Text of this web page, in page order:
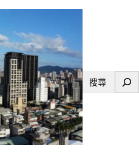
搜